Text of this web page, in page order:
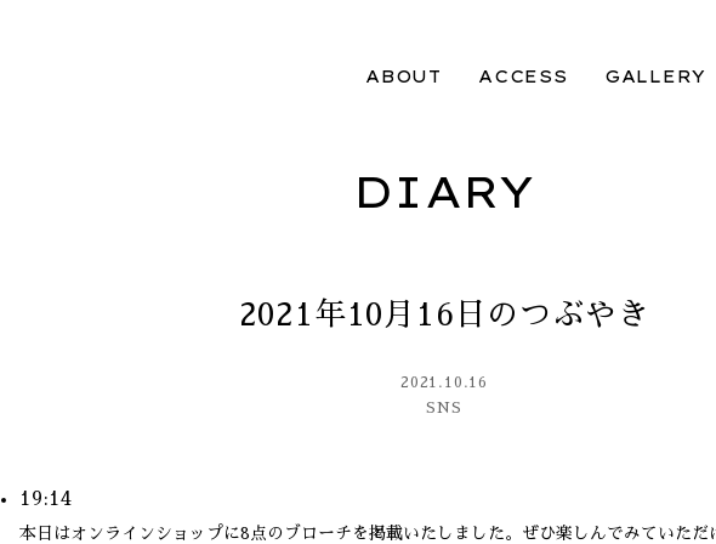
ABOUT ACCESS GALLERY
DIARY
2021年10月16日のつぶやき
2021.10.16
SNS
19:14
本日はオンラインショップに8点のブローチを掲載いたしました。ぜひ楽しんでみていただ